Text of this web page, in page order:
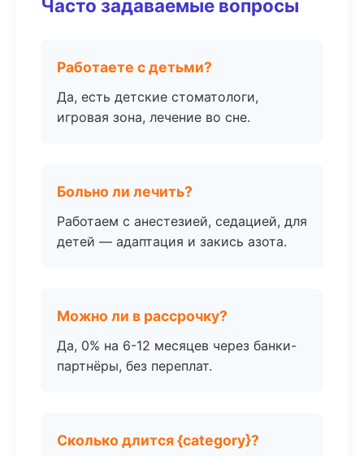
Часто задаваемые вопросы
Работаете с детьми?
Да, есть детские стоматологи,
игровая зона, лечение во сне.
Больно ли лечить?
Работаем с анестезией, седацией, для
детей — адаптация и закись азота.
Можно ли в рассрочку?
Да, 0% на 6-12 месяцев через банки-
партнёры, без переплат.
Сколько длится {category}?